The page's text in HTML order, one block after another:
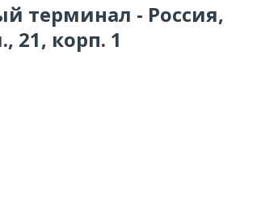
терминал - Россия,
21, корп. 1